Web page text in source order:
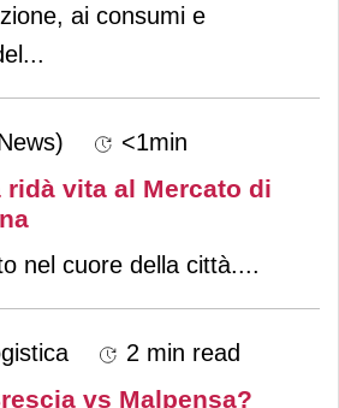
ai consumi e
...
<1min
vita al Mercato di
nel cuore della città....
2 min read
vs Malpensa?